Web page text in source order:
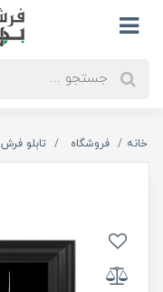
خانه فروشگاه تابلو فرش